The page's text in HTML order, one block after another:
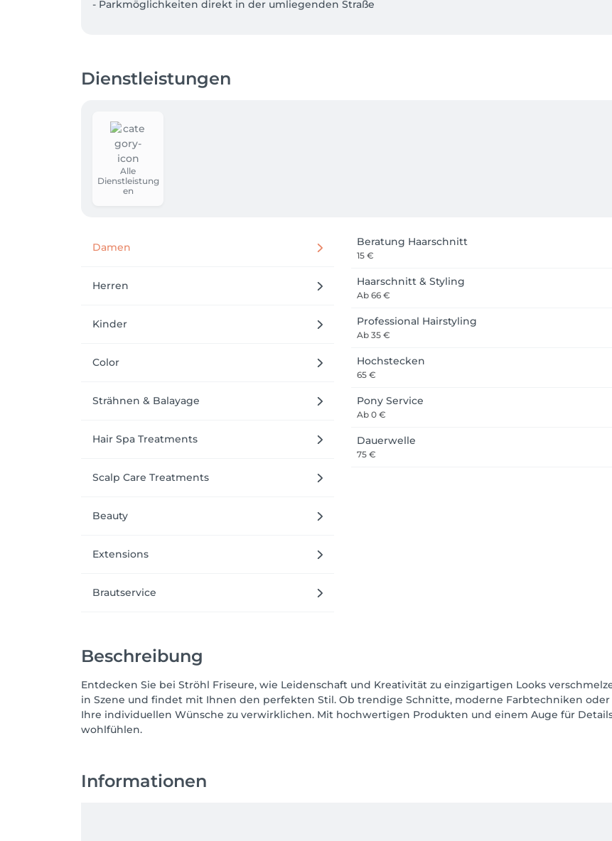
- Parkmöglichkeiten direkt in der umliegenden Straße
Dienstleistungen
Alle
Dienstleistung
en
Damen
Herren
Kinder
Color
Strähnen & Balayage
Hair Spa Treatments
Scalp Care Treatments
Beauty
Extensions
Brautservice
Beratung Haarschnitt
15 €
Haarschnitt & Styling
Ab 66 €
Professional Hairstyling
Ab 35 €
Hochstecken
65 €
Pony Service
Ab 0 €
Dauerwelle
75 €
Beschreibung
Entdecken Sie bei Ströhl Friseure, wie Leidenschaft und Kreativität zu einzigartigen Looks
in Szene und findet mit Ihnen den perfekten Stil. Ob trendige Schnitte, moderne Farbtechniken
Ihre individuellen Wünsche zu verwirklichen. Mit hochwertigen Produkten und einem Auge für
wohlfühlen.
Informationen